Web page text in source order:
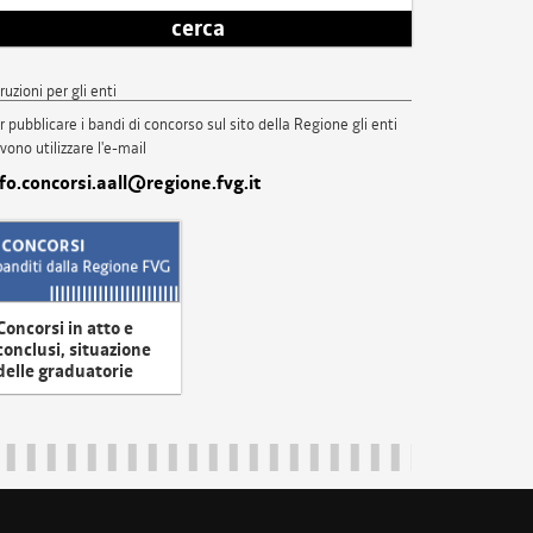
cerca
per gli enti
pubblicare i bandi di concorso sul sito della Regione gli enti
utilizzare l'e-mail
in atto e
situazione
graduatorie